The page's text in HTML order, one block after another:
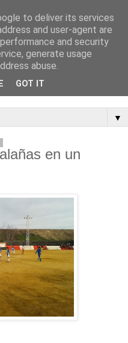
▼
en un
to deliver its services
and user-agent are
and security
generate usage
abuse.
GOT IT